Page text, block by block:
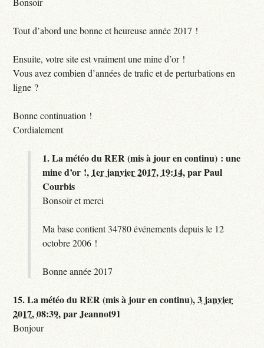
Tout d’abord une bonne et heureuse année 2017 !
Ensuite, votre site est vraiment une mine d’or !
Vous avez combien d’années de trafic et de perturbations en
ligne ?
Bonne continuation !
Cordialement
1.La météo du RER (mis à jour en continu) : une
mine d’or !, 1er janvier 2017, 19:14,parPaul
Courbis
Bonsoir et merci
Ma base contient 34780 événements depuis le 12
octobre 2006 !
Bonne année 2017
15.La météo du RER (mis à jour en continu),3 janvier
2017, 08:39,parJeannot91
Bonjour